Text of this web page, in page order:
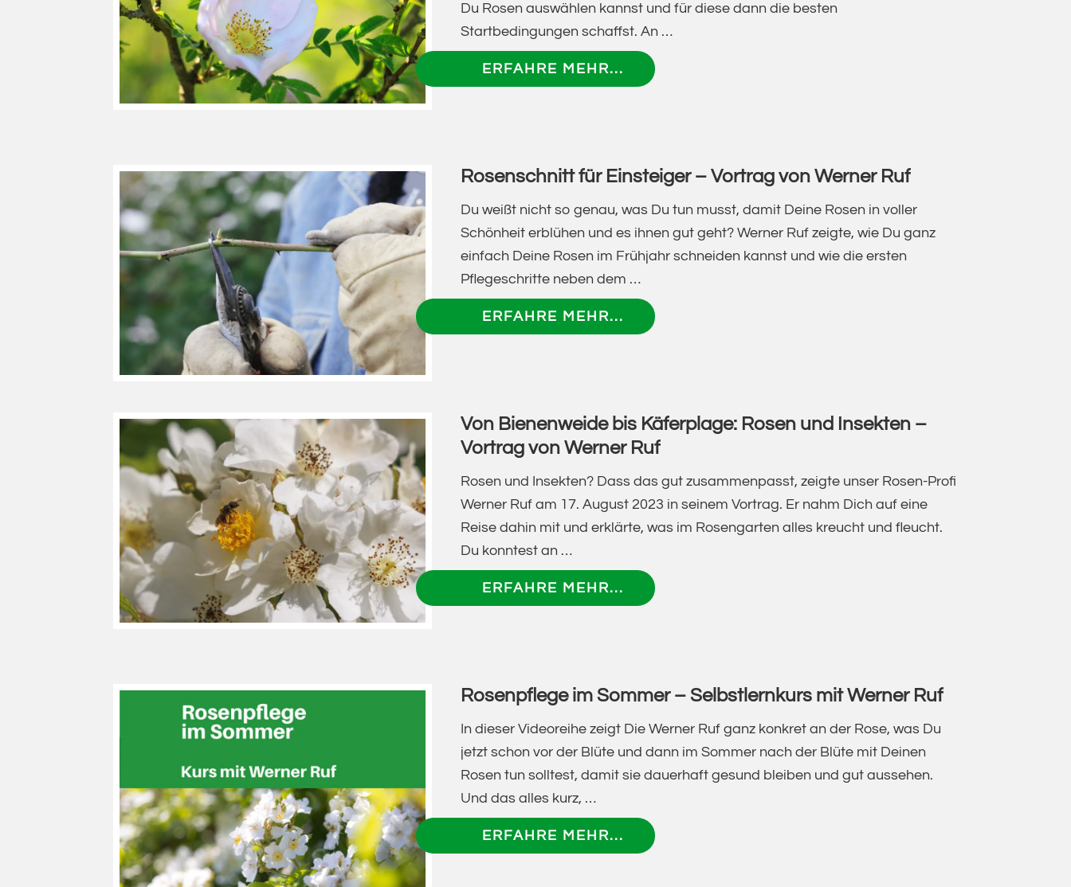
Du Rosen auswählen kannst und für diese dann die besten
Startbedingungen schaffst. An …
ERFAHRE MEHR... ÜBERROSEN
PFLANZEN
W’S:
WANN,
WIE,
WAS
UND
WELCHE
WOHIN?
RUF
Rosenschnitt für Einsteiger – Vortrag von Werner Ruf
Du weißt nicht so genau, was Du tun musst, damit Deine Rosen in voller
Schönheit erblühen und es ihnen gut geht? Werner Ruf zeigte, wie Du ganz
einfach Deine Rosen im Frühjahr schneiden kannst und wie die ersten
Pflegeschritte neben dem …
ERFAHRE MEHR... ÜBERROSENSCHNITT
FÜR
VON
WERNER
RUF
Von Bienenweide bis Käferplage: Rosen und Insekten –
Vortrag von Werner Ruf
Rosen und Insekten? Dass das gut zusammenpasst, zeigte unser Rosen-Profi
Werner Ruf am 17. August 2023 in seinem Vortrag. Er nahm Dich auf eine
Reise dahin mit und erklärte, was im Rosengarten alles kreucht und fleucht.
Du konntest an …
ERFAHRE MEHR... ÜBERVON
BIENENWEIDE
UND
INSEKTEN
–
VORTRAG
WERNER
RUF
Rosenpflege im Sommer – Selbstlernkurs mit Werner Ruf
In dieser Videoreihe zeigt Die Werner Ruf ganz konkret an der Rose, was Du
jetzt schon vor der Blüte und dann im Sommer nach der Blüte mit Deinen
Rosen tun solltest, damit sie dauerhaft gesund bleiben und gut aussehen.
Und das alles kurz, …
ERFAHRE MEHR... ÜBERROSENPFLEGE
IM